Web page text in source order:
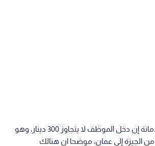
وقال احد موظفي الامانة إن دخل الموظف لا يتجاوز 300 دينار، وهو
الجيزة إلى عمان، موضحا ان هنالك